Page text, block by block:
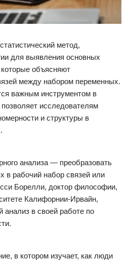
метод,
для выявления основных
объясняют
между набором переменных.
важным инструментом в
исследователям
и структуры в
анализа — преобразовать
в рабочий набор связей или
Борелли, доктор философии,
Калифорнии-Ирвайн,
анализ в своей работе по
в котором изучает, как люди